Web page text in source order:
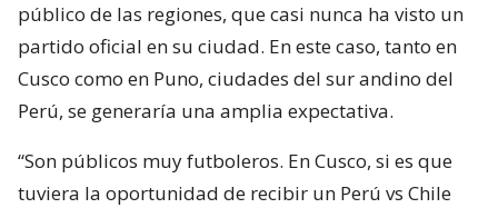
público de las regiones, que casi nunca ha visto un
partido oficial en su ciudad. En este caso, tanto en
Cusco como en Puno, ciudades del sur andino del
Perú, se generaría una amplia expectativa.
“Son públicos muy futboleros. En Cusco, si es que
tuviera la oportunidad de recibir un Perú vs Chile